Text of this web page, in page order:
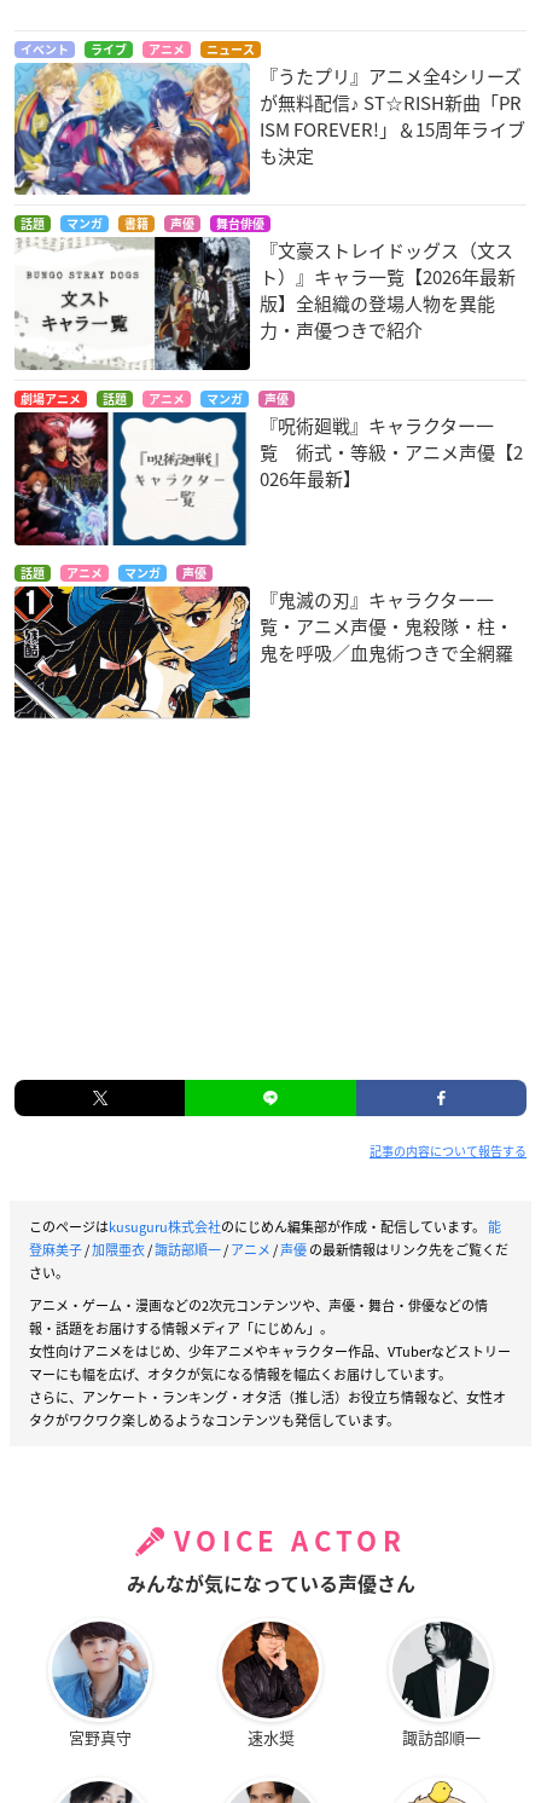
イベント ライブ アニメ ニュース
『うたプリ』アニメ全4シリーズ
が無料配信♪ ST☆RISH新曲「PR
ISM FOREVER!」＆15周年ライブ
も決定
話題 マンガ 書籍 声優 舞台俳優
『文豪ストレイドッグス（文ス
ト）』キャラ一覧【2026年最新
版】全組織の登場人物を異能
力・声優つきで紹介
劇場アニメ 話題 アニメ マンガ 声優
『呪術廻戦』キャラクター一
覧 術式・等級・アニメ声優【2
026年最新】
話題 アニメ マンガ 声優
『鬼滅の刃』キャラクター一
覧・アニメ声優・鬼殺隊・柱・
鬼を呼吸／血鬼術つきで全網羅
記事の内容について報告する
このページはkusuguru株式会社のにじめん編集部が作成・配信しています。 能
登麻美子/加隈亜衣/諏訪部順一/アニメ/声優の最新情報はリンク先をご覧くだ
さい。
アニメ・ゲーム・漫画などの2次元コンテンツや、声優・舞台・俳優などの情
報・話題をお届けする情報メディア「にじめん」。
女性向けアニメをはじめ、少年アニメやキャラクター作品、VTuberなどストリー
マーにも幅を広げ、オタクが気になる情報を幅広くお届けしています。
さらに、アンケート・ランキング・オタ活（推し活）お役立ち情報など、女性オ
タクがワクワク楽しめるようなコンテンツも発信しています。
VOICE ACTOR
みんなが気になっている声優さん
宮野真守 速水奨 諏訪部順一